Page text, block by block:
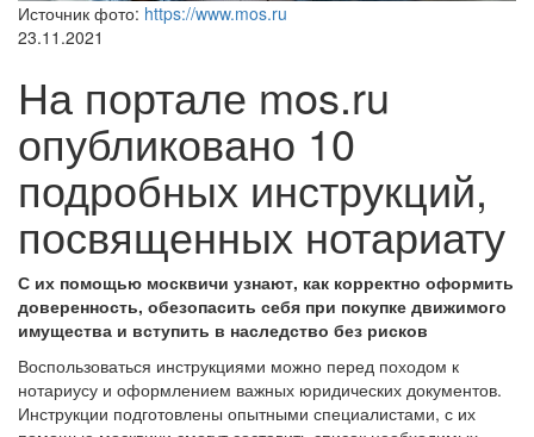
Источник фото: https://www.mos.ru
23.11.2021
На портале mos.ru
опубликовано 10
подробных инструкций,
посвященных нотариату
С их помощью москвичи узнают, как корректно оформить
доверенность, обезопасить себя при покупке движимого
имущества и вступить в наследство без рисков
Воспользоваться инструкциями можно перед походом к
нотариусу и оформлением важных юридических документов.
Инструкции подготовлены опытными специалистами, с их